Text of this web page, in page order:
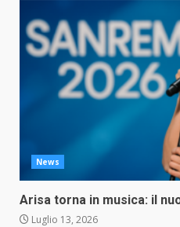
News
Arisa torna in musica: il
Luglio 13, 2026